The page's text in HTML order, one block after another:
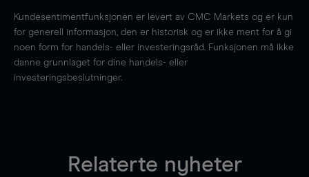
Kundesentimentfunksjonen er levert av CMC Markets og er kun
for generell informasjon, den er historisk og er ikke ment for å gi
noen form for handels- eller investeringsråd. Funksjonen må ikke
danne grunnlaget for dine handels- eller
investeringsbeslutninger.
Relaterte nyheter